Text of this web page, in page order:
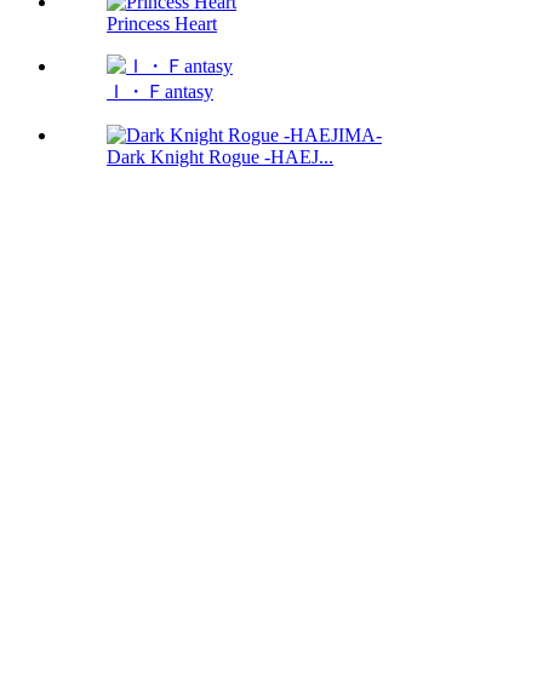
Princess Heart
Ｉ・Ｆantasy
Dark Knight Rogue -HAEJ...